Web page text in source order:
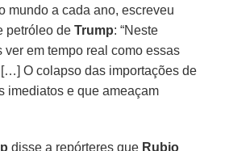
mundo a cada ano, escreveu
petróleo deTrump: “Neste
ver em tempo real como essas
O colapso das importações de
imediatos e que ameaçam
disse a repórteres que Rubio